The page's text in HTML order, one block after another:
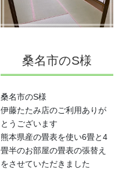
桑名市のS様
桑名市のS様
伊藤たたみ店のご利用ありが
とうございます
熊本県産の畳表を使い6畳と4
畳半のお部屋の畳表の張替え
をさせていただきました